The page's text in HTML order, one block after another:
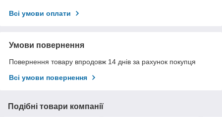
Всі умови оплати
Умови повернення
Повернення товару впродовж 14 днів за рахунок покупця
Всі умови повернення
Подібні товари компанії